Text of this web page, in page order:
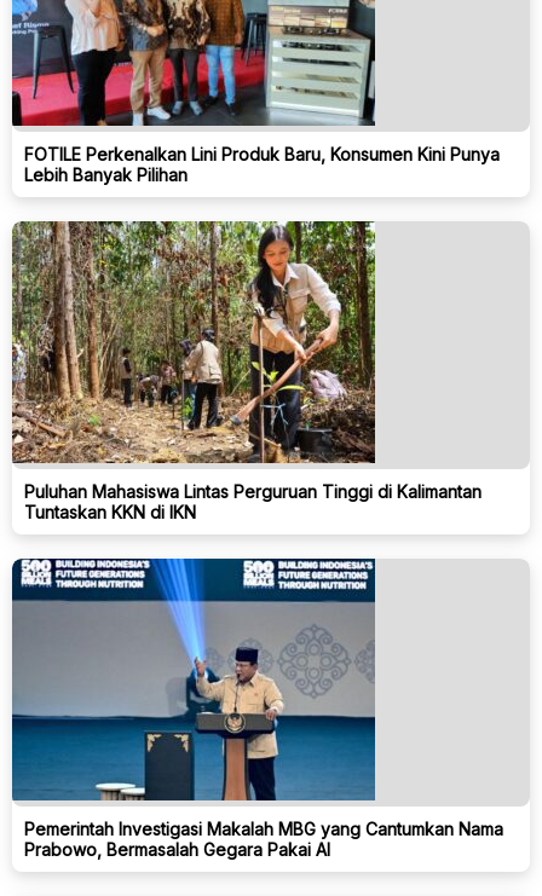
FOTILE Perkenalkan Lini Produk Baru, Konsumen Kini Punya
Lebih Banyak Pilihan
Puluhan Mahasiswa Lintas Perguruan Tinggi di Kalimantan
Tuntaskan KKN di IKN
Pemerintah Investigasi Makalah MBG yang Cantumkan Nama
Prabowo, Bermasalah Gegara Pakai AI